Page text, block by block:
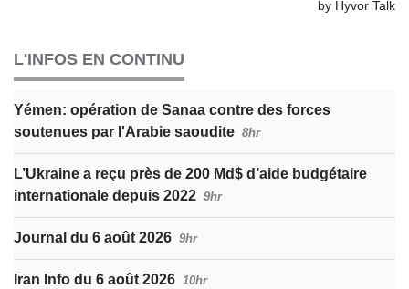
L'INFOS EN CONTINU
Yémen: opération de Sanaa contre des forces
soutenues par l'Arabie saoudite 8hr
L’Ukraine a reçu près de 200 Md$ d’aide budgétaire
internationale depuis 2022 9hr
Journal du 6 août 2026 9hr
Iran Info du 6 août 2026 10hr